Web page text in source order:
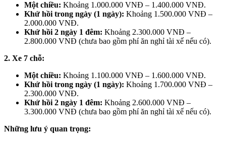
Một chiều: Khoảng 1.000.000 VNĐ – 1.400.000 VNĐ.
Khứ hồi trong ngày (1 ngày): Khoảng 1.500.000 VNĐ –
2.000.000 VNĐ.
Khứ hồi 2 ngày 1 đêm: Khoảng 2.300.000 VNĐ –
2.800.000 VNĐ (chưa bao gồm phí ăn nghỉ tài xế nếu có).
2. Xe 7 chỗ:
Một chiều: Khoảng 1.100.000 VNĐ – 1.600.000 VNĐ.
Khứ hồi trong ngày (1 ngày): Khoảng 1.700.000 VNĐ –
2.300.000 VNĐ.
Khứ hồi 2 ngày 1 đêm: Khoảng 2.600.000 VNĐ –
3.300.000 VNĐ (chưa bao gồm phí ăn nghỉ tài xế nếu có).
Những lưu ý quan trọng: